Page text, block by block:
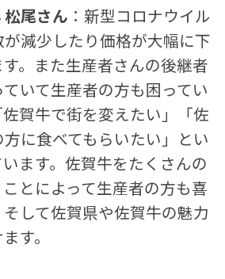
尾さん ：新型コロナウイル
減少したり価格が大幅に下
。また生産者さんの後継者
いて生産者の方も困ってい
賀牛で街を変えたい」「佐
に食べてもらいたい」とい
ます。佐賀牛をたくさんの
とによって生産者の方も喜
して佐賀県や佐賀牛の魅力
す。